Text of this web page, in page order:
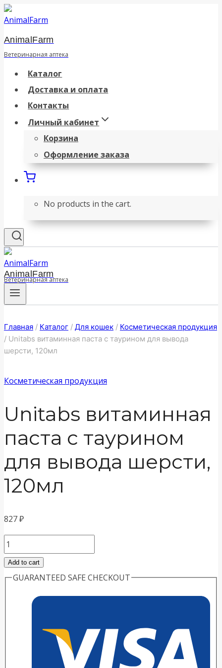
Перейти
к
содержанию
AnimalFarm
Ветеринарная аптека
Каталог
Доставка и оплата
Контакты
Личный кабинет
Корзина
Оформление заказа
No products in the cart.
AnimalFarm
Ветеринарная аптека
Главная / Каталог / Для кошек / Косметическая продукция
/ Unitabs витаминная паста с таурином для вывода
шерсти, 120мл
Косметическая продукция
Unitabs витаминная
паста с таурином
для вывода шерсти,
120мл
827₽
Unitabs
витаминная
паста
таурином
Add to cart
GUARANTEED SAFE CHECKOUT